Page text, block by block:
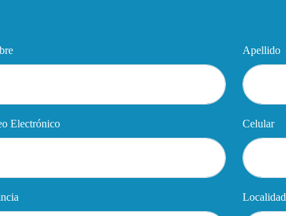
Apellido
Electrónico Celular
Localidad